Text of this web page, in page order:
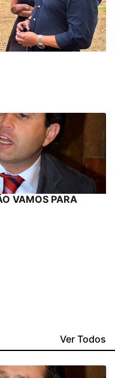
VAMOS PARA
Ver Todos